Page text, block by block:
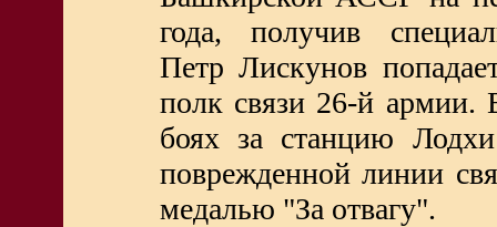
года, получив
Петр Лискунов
полк связи 26-й армии.
боях за станцию
поврежденной линии
медалью "За отвагу".